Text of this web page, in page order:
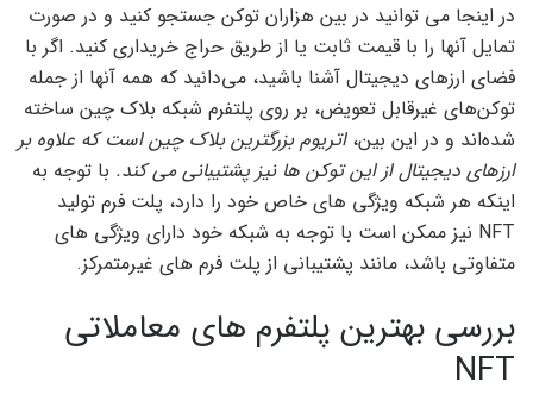
در اینجا می توانید در بین هزاران توکن جستجو کنید و در صورت
تمایل آنها را با قیمت ثابت یا از طریق حراج خریداری کنید. اگر با
فضای ارزهای دیجیتال آشنا باشید، می‌دانید که همه آنها از جمله
توکن‌های غیرقابل تعویض، بر روی پلتفرم شبکه بلاک چین ساخته
شده‌اند و در این بین،اتریوم بزرگترین بلاک چین است که علاوه بر
ارزهای دیجیتال از این توکن ها نیز پشتیبانی می کند. با توجه به
اینکه هر شبکه ویژگی های خاص خود را دارد، پلت فرم تولید
NFT نیز ممکن است با توجه به شبکه خود دارای ویژگی های
متفاوتی باشد، مانند پشتیبانی از پلت فرم های غیرمتمرکز.
بررسی بهترین پلتفرم های معاملاتی
NFT